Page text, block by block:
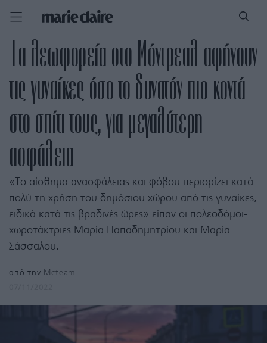
Τα λεωφορεία στο Μόντρεαλ αφήνουν
τις γυναίκες όσο το δυνατόν πιο κοντά
στο σπίτι τους, για μεγαλύτερη
ασφάλεια
«Το αίσθημα ανασφάλειας και φόβου περιορίζει κατά
πολύ τη χρήση του δημόσιου χώρου από τις γυναίκες,
ειδικά κατά τις βραδινές ώρες» είπαν οι πολεοδόμοι-
χωροτάκτριες Μαρία Παπαδημητρίου και Μαρία
Σάσσαλου.
από την Mcteam